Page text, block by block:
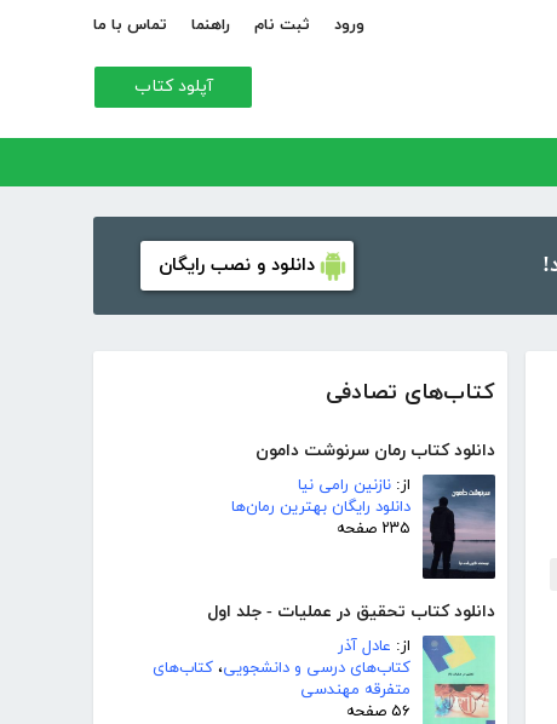
ورود ثبت نام راهنما تماس با ما
آپلود کتاب
دانلود و نصب رایگان
کتاب‌های تصادفی
دانلود کتاب رمان سرنوشت دامون
از: نازنین رامی نیا
دانلود رایگان بهترین رمان‌ها
۲۳۵ صفحه
دانلود کتاب تحقیق در عملیات - جلد اول
از: عادل آذر
کتاب‌های درسی و دانشجویی، کتاب‌های
متفرقه مهندسی
۵۶ صفحه